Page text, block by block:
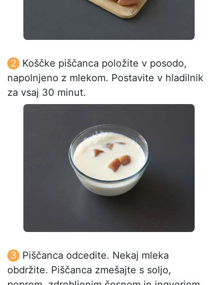
Koščke piščanca položite v posodo,
napolnjeno z mlekom. Postavite v hladilnik
za vsaj 30 minut.
Piščanca odcedite. Nekaj mleka
obdržite. Piščanca zmešajte s soljo,